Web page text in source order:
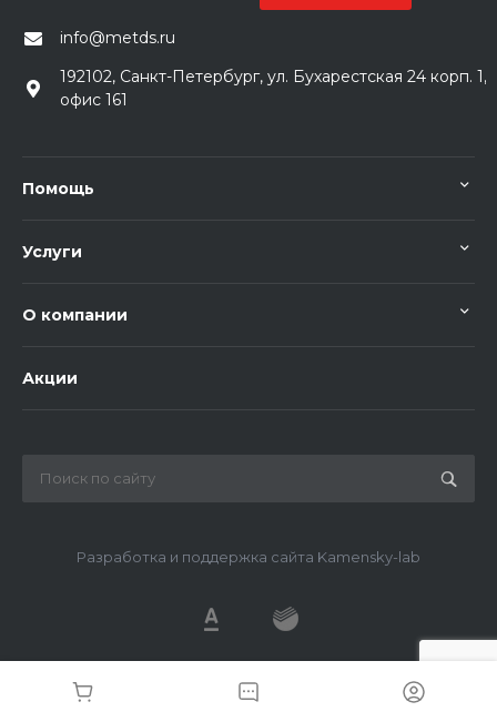
info@metds.ru
192102, Санкт-Петербург, ул. Бухарестская 24 корп. 1,
офис 161
Помощь
Услуги
О компании
Акции
Разработка и поддержка сайта Kamensky-lab